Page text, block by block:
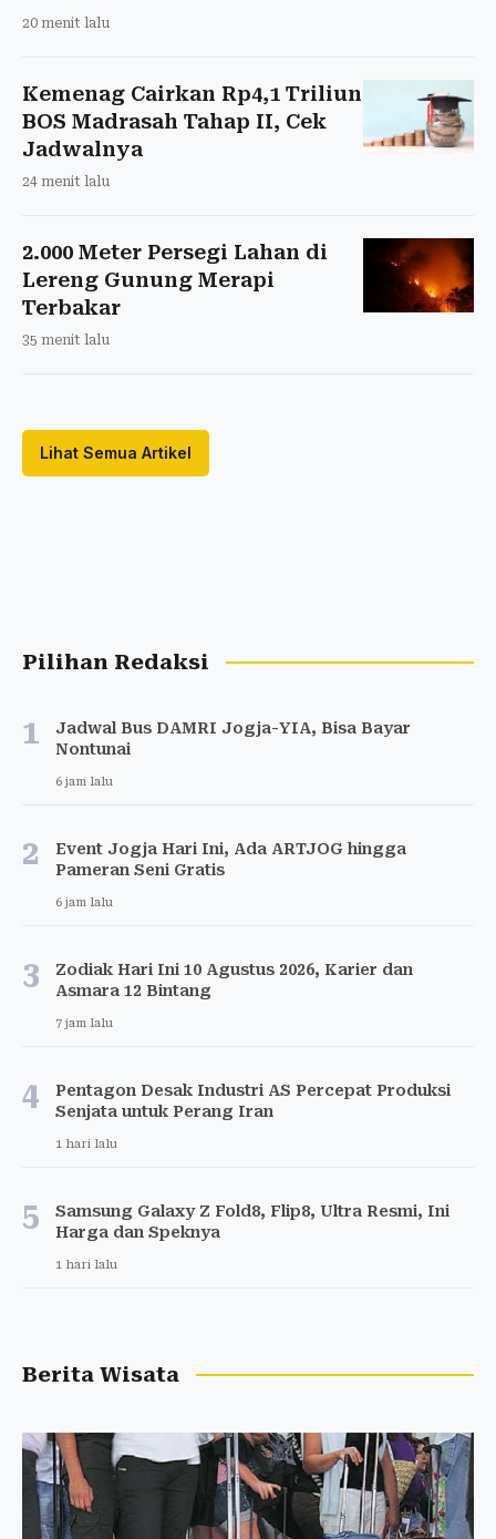
20 menit lalu
Kemenag Cairkan Rp4,1 Triliun
BOS Madrasah Tahap II, Cek
Jadwalnya
24 menit lalu
2.000 Meter Persegi Lahan di
Lereng Gunung Merapi
Terbakar
35 menit lalu
Lihat Semua Artikel
Pilihan Redaksi
1
Jadwal Bus DAMRI Jogja-YIA, Bisa Bayar
Nontunai
6 jam lalu
2
Event Jogja Hari Ini, Ada ARTJOG hingga
Pameran Seni Gratis
6 jam lalu
3
Zodiak Hari Ini 10 Agustus 2026, Karier dan
Asmara 12 Bintang
7 jam lalu
4
Pentagon Desak Industri AS Percepat Produksi
Senjata untuk Perang Iran
1 hari lalu
5
Samsung Galaxy Z Fold8, Flip8, Ultra Resmi, Ini
Harga dan Speknya
1 hari lalu
Berita Wisata